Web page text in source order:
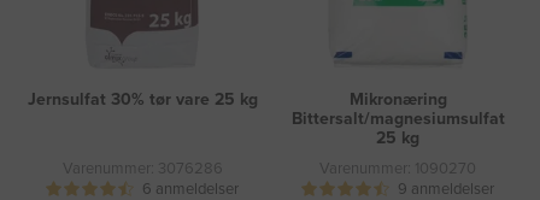
Jernsulfat 30% tør vare 25 kg
Varenummer: 3076286
6 anmeldelser
Mikronæring
Bittersalt/magnesiumsulfat
25 kg
Varenummer: 1090270
9 anmeldelser